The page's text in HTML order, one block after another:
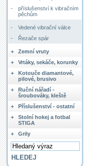
-
příslušenství k vibračním
pěchům
-
Vedené vibrační válce
-
Řezače spár
+
Zemní vruty
+
Vrtáky, sekáče, korunky
+
Kotouče diamantové,
pilové, brusivo
+
Ruční nářadí -
šroubováky, kleště
+
Příslušenství - ostatní
+
Stolní hokej a fotbal
STIGA
+
Grily